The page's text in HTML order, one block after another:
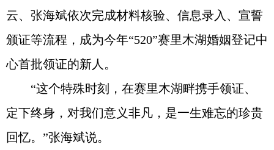
云、张海斌依次完成材料核验、信息录入、宣誓
颁证等流程，成为今年“520”赛里木湖婚姻登记中
心首批领证的新人。
“这个特殊时刻，在赛里木湖畔携手领证、
定下终身，对我们意义非凡，是一生难忘的珍贵
回忆。”张海斌说。